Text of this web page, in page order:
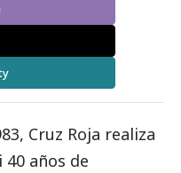
Cruz Roja realiza
40 años de